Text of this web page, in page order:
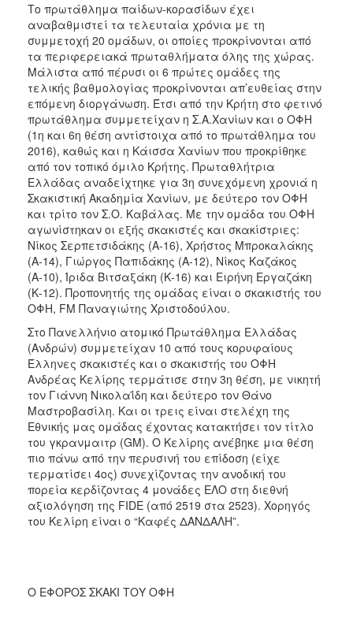
Το πρωτάθλημα παίδων-κορασίδων έχει
αναβαθμιστεί τα τελευταία χρόνια με τη
συμμετοχή 20 ομάδων, οι οποίες προκρίνονται από
τα περιφερειακά πρωταθλήματα όλης της χώρας.
Μάλιστα από πέρυσι οι 6 πρώτες ομάδες της
τελικής βαθμολογίας προκρίνονται απ’ευθείας στην
επόμενη διοργάνωση. Έτσι από την Κρήτη στο φετινό
πρωτάθλημα συμμετείχαν η Σ.Α.Χανίων και ο ΟΦΗ
(1η και 6η θέση αντίστοιχα από το πρωτάθλημα του
2016), καθώς και η Κάισσα Χανίων που προκρίθηκε
από τον τοπικό όμιλο Κρήτης. Πρωταθλήτρια
Ελλάδας αναδείχτηκε για 3η συνεχόμενη χρονιά η
Σκακιστική Ακαδημία Χανίων, με δεύτερο τον ΟΦΗ
και τρίτο τον Σ.Ο. Καβάλας. Με την ομάδα του ΟΦΗ
αγωνίστηκαν οι εξής σκακιστές και σκακίστριες:
Νίκος Σερπετσιδάκης (Α-16), Χρήστος Μπροκαλάκης
(Α-14), Γιώργος Παπιδάκης (Α-12), Νίκος Καζάκος
(Α-10), Ίριδα Βιτσαξάκη (Κ-16) και Ειρήνη Εργαζάκη
(Κ-12). Προπονητής της ομάδας είναι ο σκακιστής του
ΟΦΗ, FM Παναγιώτης Χριστοδούλου.
Στο Πανελλήνιο ατομικό Πρωτάθλημα Ελλάδας
(Ανδρών) συμμετείχαν 10 από τους κορυφαίους
Έλληνες σκακιστές και ο σκακιστής του ΟΦΗ
Ανδρέας Κελίρης τερμάτισε στην 3η θέση, με νικητή
τον Γιάννη Νικολαΐδη και δεύτερο τον Θάνο
Μαστροβασίλη. Και οι τρεις είναι στελέχη της
Εθνικής μας ομάδας έχοντας κατακτήσει τον τίτλο
του γκρανμαιτρ (GM). Ο Κελίρης ανέβηκε μια θέση
πιο πάνω από την περυσινή του επίδοση (είχε
τερματίσει 4ος) συνεχίζοντας την ανοδική του
πορεία κερδίζοντας 4 μονάδες ΕΛΟ στη διεθνή
αξιολόγηση της FIDE (από 2519 στα 2523). Χορηγός
του Κελίρη είναι ο “Καφές ΔΑΝΔΑΛΗ”.
Ο ΕΦΟΡΟΣ ΣΚΑΚΙ ΤΟΥ ΟΦΗ